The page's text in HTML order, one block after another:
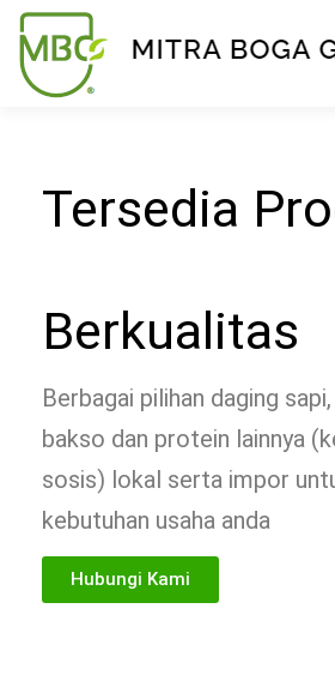
Tersedia
Berkualitas
Berbagai pilihan daging
bakso dan protein lainnya
sosis) lokal serta impor
kebutuhan usaha anda
Hubungi Kami